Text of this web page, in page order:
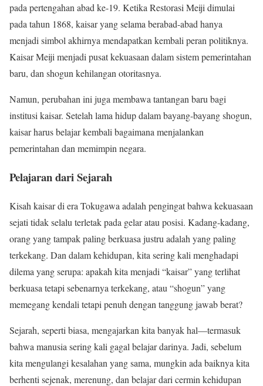
pada pertengahan abad ke-19. Ketika Restorasi Meiji dimulai
pada tahun 1868, kaisar yang selama berabad-abad hanya
menjadi simbol akhirnya mendapatkan kembali peran politiknya.
Kaisar Meiji menjadi pusat kekuasaan dalam sistem pemerintahan
baru, dan shogun kehilangan otoritasnya.
Namun, perubahan ini juga membawa tantangan baru bagi
institusi kaisar. Setelah lama hidup dalam bayang-bayang shogun,
kaisar harus belajar kembali bagaimana menjalankan
pemerintahan dan memimpin negara.
Pelajaran dari Sejarah
Kisah kaisar di era Tokugawa adalah pengingat bahwa kekuasaan
sejati tidak selalu terletak pada gelar atau posisi. Kadang-kadang,
orang yang tampak paling berkuasa justru adalah yang paling
terkekang. Dan dalam kehidupan, kita sering kali menghadapi
dilema yang serupa: apakah kita menjadi “kaisar” yang terlihat
berkuasa tetapi sebenarnya terkekang, atau “shogun” yang
memegang kendali tetapi penuh dengan tanggung jawab berat?
Sejarah, seperti biasa, mengajarkan kita banyak hal—termasuk
bahwa manusia sering kali gagal belajar darinya. Jadi, sebelum
kita mengulangi kesalahan yang sama, mungkin ada baiknya kita
berhenti sejenak, merenung, dan belajar dari cermin kehidupan